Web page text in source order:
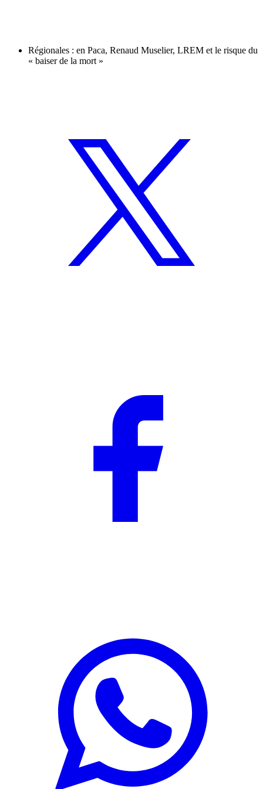
Régionales : en Paca, Renaud Muselier, LREM et le risque du
« baiser de la mort »